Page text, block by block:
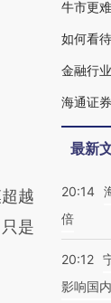
章
而
原
越
是
牛市更
如何看
金融行
海通证
最新
20:14
倍
20:12
影响国